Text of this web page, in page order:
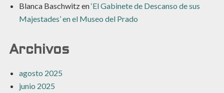
Blanca Baschwitzen‘El Gabinete de Descanso de sus
Majestades’ en el Museo del Prado
Archivos
agosto 2025
junio 2025